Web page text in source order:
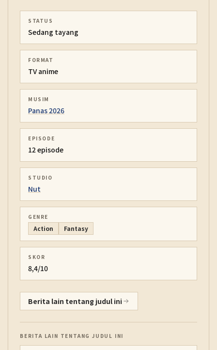
STATUS
Sedang tayang
FORMAT
TV anime
MUSIM
Panas 2026
EPISODE
12 episode
STUDIO
Nut
GENRE
Action Fantasy
SKOR
8,4/10
Berita lain tentang judul ini
BERITA LAIN TENTANG JUDUL INI